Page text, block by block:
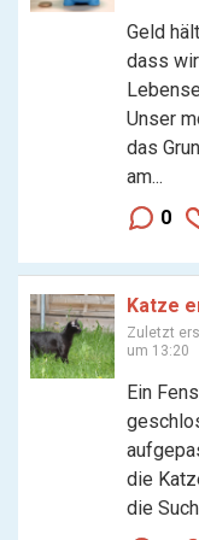
Geld
dass
Unser
das
am...
0
Katze
Zuletzt
um 13:20
Ein
die
die